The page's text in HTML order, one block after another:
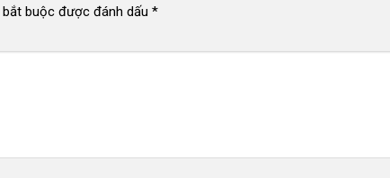
buộc được đánh dấu *